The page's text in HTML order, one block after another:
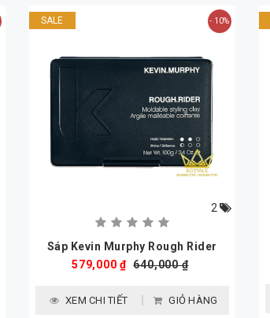
SALE
Sáp Kevin Murphy Rough Rider
100g
579,000 ₫ 640,000 ₫
- 10%
2
XEM CHI TIẾT GIỎ HÀNG